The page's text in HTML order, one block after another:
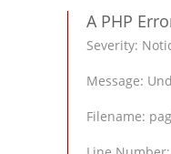
A PHP
Severity:
Message:
Filename: